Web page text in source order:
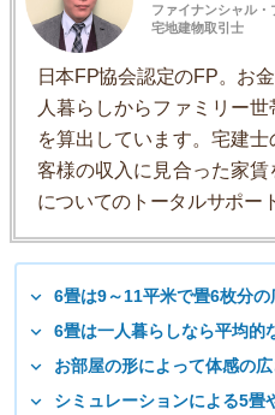
ファイナンシャル・
宅地建物取引士
日本FP協会認定のFP。お
人暮らしからファミリー
を算出しています。宅建
客様の収入に見合った家
についてのトータルサポー
6畳は9～11平米で畳6枚分の
6畳は一人暮らしなら平均的
お部屋の形によって体感の
シミュレーションによる5畳